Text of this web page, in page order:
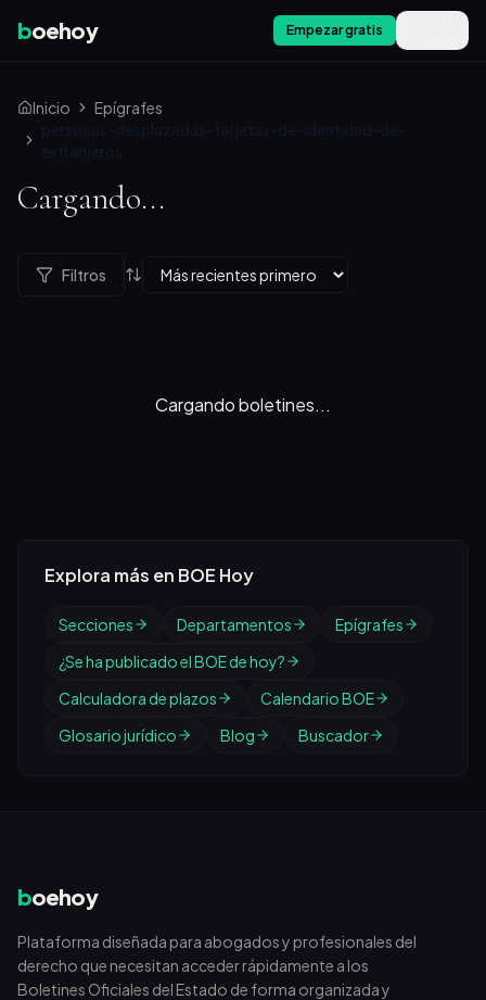
boehoy Empezar gratis
Inicio
Epígrafes
personas-desplazadas-tarjetas-de-identidad-de-
extranjeros
Cargando...
Filtros
Cargando boletines...
Explora más en BOE Hoy
Secciones Departamentos
Epígrafes
¿Se ha publicado el BOE de hoy?
Calculadora de plazos
Calendario BOE
Glosario jurídico
Blog Buscador
boehoy
Plataforma diseñada para abogados y profesionales del
derecho que necesitan acceder rápidamente a los
Boletines Oficiales del Estado de forma organizada y